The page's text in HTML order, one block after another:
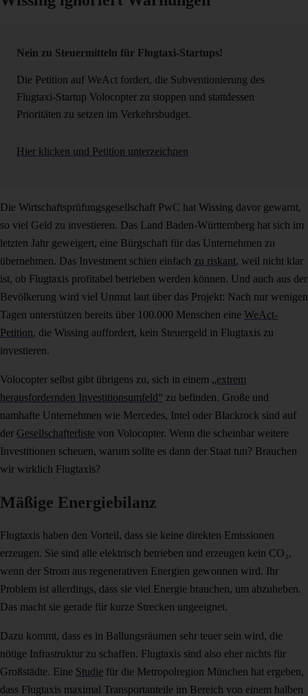
Nein zu Steuermitteln für Flugtaxi-Startups!
Die Petition auf WeAct fordert, die Subventionierung des
Flugtaxi-Startup Volocopter zu stoppen und stattdessen
Prioritäten zu setzen im Verkehrsbudget.
Hier klicken und Petition unterzeichnen
Die Wirtschaftsprüfungsgesellschaft PwC hat Wissing davor gewarnt,
so viel Geld zu investieren. Das Land Baden-Württemberg hat sich im
letzten Jahr geweigert, eine Bürgschaft für das Unternehmen zu
übernehmen. Das Investment schien einfach zu riskant, weil nicht klar
ist, ob Flugtaxis profitabel betrieben werden können. Und auch aus der
Bevölkerung wird viel Unmut laut über das Projekt: Nach nur wenigen
Tagen unterstützen bereits über 100.000 Menschen eine WeAct-
Petition, die Wissing auffordert, kein Steuergeld in Flugtaxis zu
investieren.
Volocopter selbst gibt übrigens zu, sich in einem „extrem
herausfordernden Investitionsumfeld“ zu befinden. Große und
namhafte Unternehmen wie Mercedes, Intel oder Blackrock sind auf
der Gesellschafterliste von Volocopter. Wenn die scheinbar weitere
Investitionen scheuen, warum sollte es dann der Staat tun? Brauchen
wir wirklich Flugtaxis?
Mäßige Energiebilanz
Flugtaxis haben den Vorteil, dass sie keine direkten Emissionen
erzeugen. Sie sind alle elektrisch betrieben und erzeugen kein CO₂,
wenn der Strom aus regenerativen Energien gewonnen wird. Ihr
Problem ist allerdings, dass sie viel Energie brauchen, um abzuheben.
Das macht sie gerade für kurze Strecken ungeeignet.
Dazu kommt, dass es in Ballungsräumen sehr teuer sein wird, die
nötige Infrastruktur zu schaffen. Flugtaxis sind also eher nichts für
Großstädte. Eine Studie für die Metropolregion München hat ergeben,
dass Flugtaxis maximal Transportanteile im Bereich von einem halben